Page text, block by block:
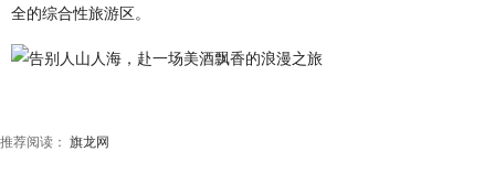
全的综合性旅游区。
推荐阅读： 旗龙网